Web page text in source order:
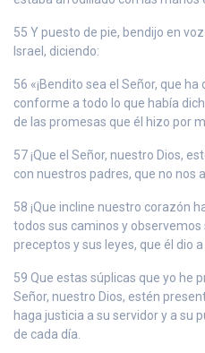
55 Y puesto de pie, bendijo en
Israel, diciendo:
56 «¡Bendito sea el Señor, que
conforme a todo lo que había
de las promesas que él hizo por
57 ¡Que el Señor, nuestro Dios,
con nuestros padres, que no nos
58 ¡Que incline nuestro corazón
todos sus caminos y
preceptos y sus leyes, que él dio
59 Que estas súplicas que yo he
Señor, nuestro Dios, estén
haga justicia a su servidor y a su
de cada día.